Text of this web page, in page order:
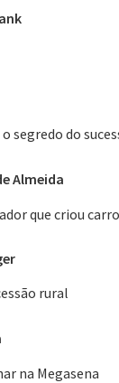
segredo do
Almeida
que criou
rural
na Megasena